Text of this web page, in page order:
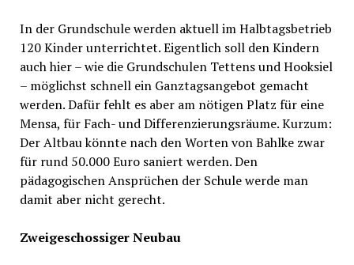
In der Grundschule werden aktuell im Halbtagsbetrieb
120 Kinder unterrichtet. Eigentlich soll den Kindern
auch hier – wie die Grundschulen Tettens und Hooksiel
– möglichst schnell ein Ganztagsangebot gemacht
werden. Dafür fehlt es aber am nötigen Platz für eine
Mensa, für Fach- und Differenzierungsräume. Kurzum:
Der Altbau könnte nach den Worten von Bahlke zwar
für rund 50.000 Euro saniert werden. Den
pädagogischen Ansprüchen der Schule werde man
damit aber nicht gerecht.
Zweigeschossiger Neubau